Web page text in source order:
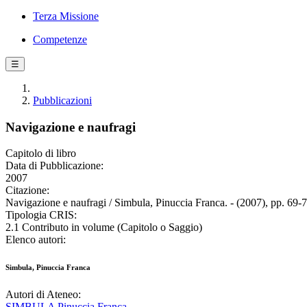
Terza Missione
Competenze
☰
Pubblicazioni
Navigazione e naufragi
Capitolo di libro
Data di Pubblicazione:
2007
Citazione:
Navigazione e naufragi / Simbula, Pinuccia Franca. - (2007), pp. 69-
Tipologia CRIS:
2.1 Contributo in volume (Capitolo o Saggio)
Elenco autori:
Simbula, Pinuccia Franca
Autori di Ateneo: